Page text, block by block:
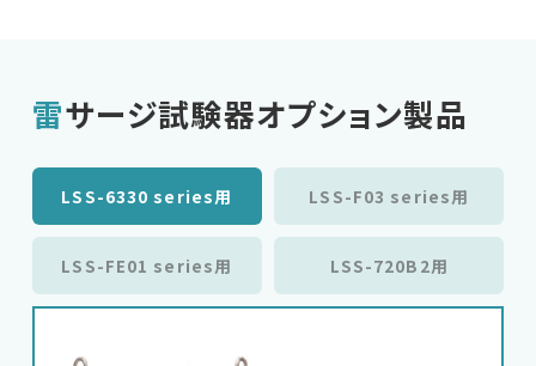
雷サージ試験器オプション製品
LSS-6330 series用 LSS-F03 series用
LSS-FE01 series用 LSS-720B2用